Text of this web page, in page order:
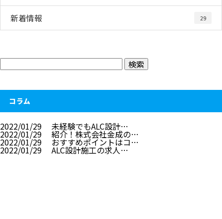
新着情報 29
コラム
2022/01/29 未経験でもALC設計…
2022/01/29 紹介！株式会社金成の…
2022/01/29 おすすめポイントはコ…
2022/01/29 ALC設計施工の求人…